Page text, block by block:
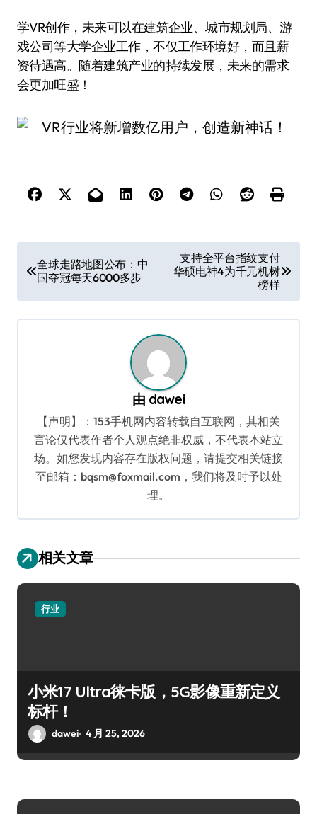
学VR创作，未来可以在建筑企业、城市规划局、游
戏公司等大学企业工作，不仅工作环境好，而且薪
资待遇高。随着建筑产业的持续发展，未来的需求
会更加旺盛！
章
导
航
全球走路地图公布：中
国夺冠每天6000多步
支持全平台指纹支付
华硕电神4为千元机树
榜样
由 dawei
【声明】：153手机网内容转载自互联网，其相关
言论仅代表作者个人观点绝非权威，不代表本站立
场。如您发现内容存在版权问题，请提交相关链接
至邮箱：bqsm@foxmail.com，我们将及时予以处
理。
相关文章
行业
小米17 Ultra徕卡版，5G影像重新定义
标杆！
dawei 4 月 25, 2026